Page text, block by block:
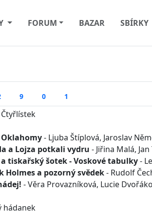
FORUM BAZAR SBÍRKY
9 0 1
- Ljuba Štíplová, Jaroslav
a Lojza potkali vydru - Jiřina Malá,
a tiskařský šotek - Voskové tabulky-
Holmes a pozorný svědek- Rudolf
- Věra Provazníková, Lucie
hádanek